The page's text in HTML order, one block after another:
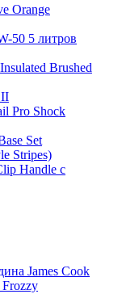
Orange
50 5 литров
Brushed
II
Pro Shock
Set
Stripes)
Handle с
James Cook